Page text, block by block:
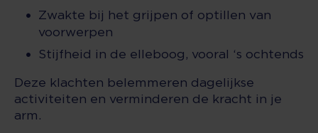
Zwakte bij het grijpen of optillen van
voorwerpen
Stijfheid in de elleboog, vooral ‘s ochtends
Deze klachten belemmeren dagelijkse
activiteiten en verminderen de kracht in je
arm.